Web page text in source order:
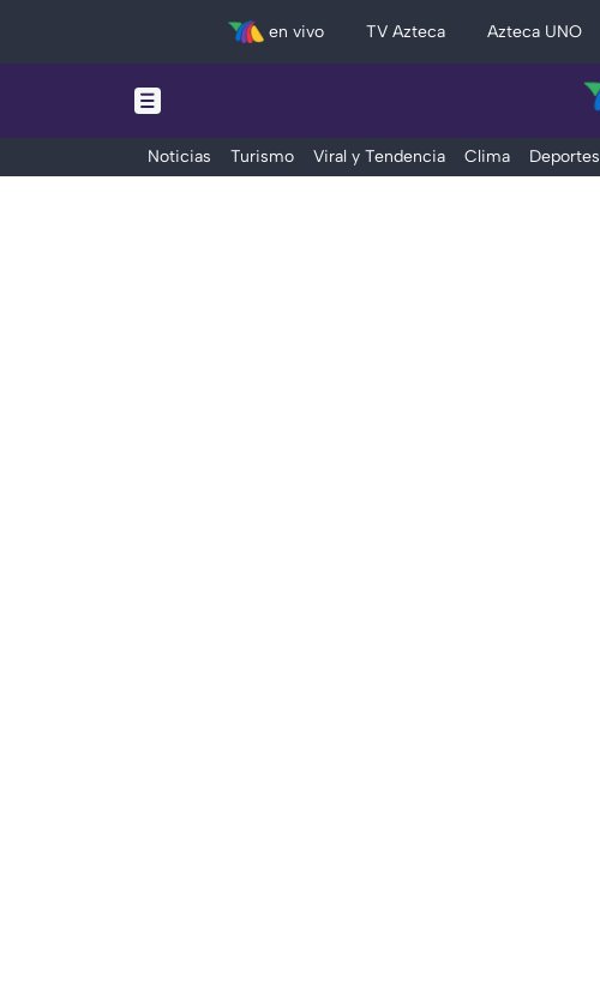
en vivo TV Azteca Azteca UNO
Noticias Turismo Viral y Tendencia Clima Deportes